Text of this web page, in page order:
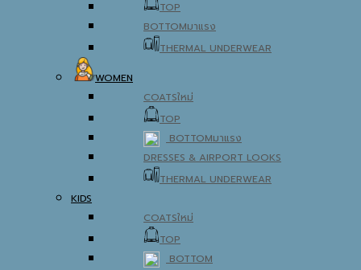
TOP
BOTTOM
THERMAL UNDERWEAR
WOMEN
COATS
TOP
BOTTOM
DRESSES & AIRPORT LOOKS
THERMAL UNDERWEAR
KIDS
COATS
TOP
BOTTOM